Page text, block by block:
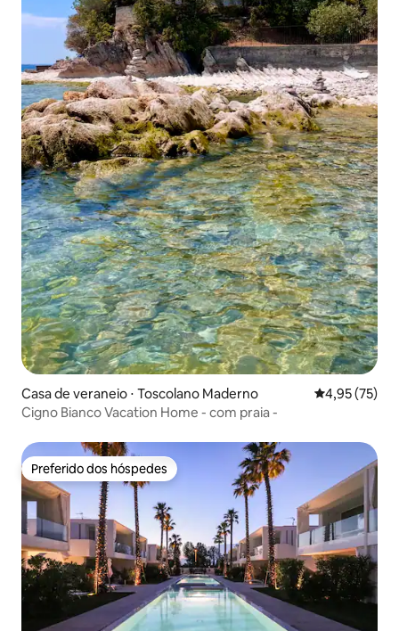
Casa de veraneio ⋅ Toscolano Maderno 4,95 de uma
4,95 (75)
Cigno Bianco Vacation Home - com praia -
Preferido dos hóspedes
Preferido dos hóspedes